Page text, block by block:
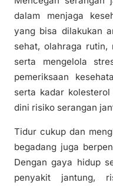
dalam menjaga
yang bisa dilakukan
sehat, olahraga rutin,
serta mengelola
pemeriksaan
serta kadar
dini risiko serangan
Tidur cukup dan
begadang juga
Dengan gaya hidup
penyakit jantung,